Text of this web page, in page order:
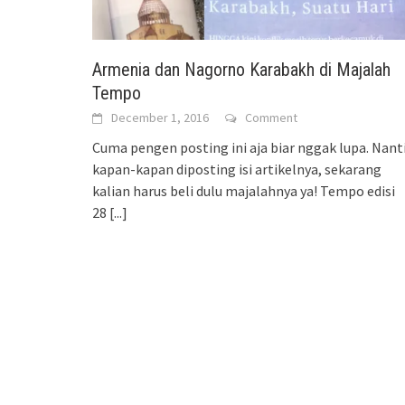
Armenia dan Nagorno Karabakh di Majalah
Tempo
December 1, 2016 Comment
Cuma pengen posting ini aja biar nggak lupa.
kapan-kapan diposting isi artikelnya, sekarang
kalian harus beli dulu majalahnya ya! Tempo edisi
28 [...]